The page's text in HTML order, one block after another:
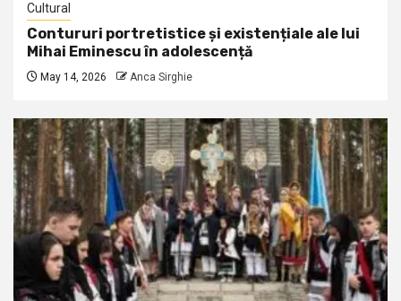
Cultural
Contururi portretistice și existențiale ale lui
Mihai Eminescu în adolescență
May 14, 2026 Anca Sirghie